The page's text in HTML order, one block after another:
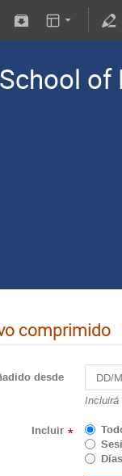
comprimido
desde
Incluir *